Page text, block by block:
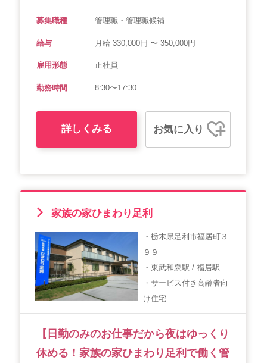
募集職種 管理職・管理職候補
給与 月給 330,000円 〜 350,000円
雇用形態 正社員
勤務時間 8:30〜17:30
詳しくみる お気に入り
家族の家ひまわり足利
・栃木県足利市福居町３
９９
・東武和泉駅 / 福居駅
・サービス付き高齢者向
け住宅
【日勤のみのお仕事だから夜はゆっくり
休める！家族の家ひまわり足利で働く管